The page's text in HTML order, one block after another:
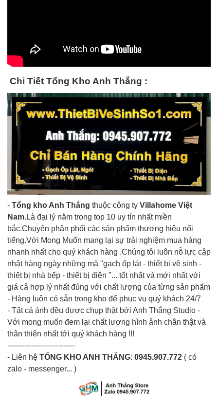
Chi Tiết Tổng Kho Anh Thắng :
- Tổng kho Anh Thắng thuộc công ty Villahome Việt
Nam.Là đại lý nằm trong top 10 uy tín nhất miền
bắc.Chuyên phân phối các sản phẩm thương hiệu nổi
tiếng.Với Mong Muốn mang lại sự trải nghiệm mua hàng
nhanh nhất cho quý khách hàng .Chúng tôi luôn nỗ lực cập
nhật hàng ngày những mã "gạch ốp lát - thiết bị vệ sinh -
thiết bị nhà bếp - thiết bị điện "... tốt nhất và mới nhất với
giá cả hợp lý nhất đúng với chất lượng của từng sản phẩm
- Hàng luôn có sẵn trong kho để phục vụ quý khách 24/7
- Tất cả ảnh đều được chụp thật bởi Anh Thắng Studio -
Với mong muốn đem lại chất lượng hình ảnh chân thật và
thân thiện nhất tới quý khách hàng !!!
----------------------------
- Liên hệ TỔNG KHO ANH THẮNG: 0945.907.772 ( có
zalo - messenger... )